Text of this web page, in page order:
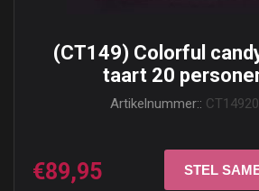
(CT149) Colorful
taart 20
Artikelnummer:: CT14920
€89,95